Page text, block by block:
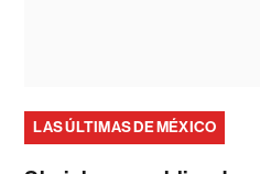
LAS ÚLTIMAS DE MÉXICO